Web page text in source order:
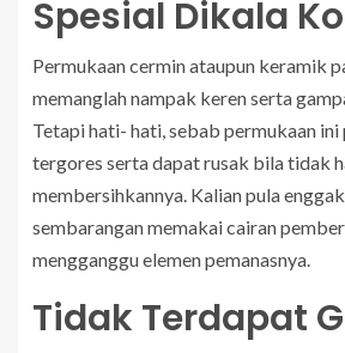
Spesial Dikala
Permukaan cermin ataupun keramik
memanglah nampak keren serta
Tetapi hati- hati, sebab permukaan ini
tergores serta dapat rusak bila tidak
membersihkannya. Kalian pula
sembarangan memakai cairan
mengganggu elemen pemanasnya.
Tidak Terdapat